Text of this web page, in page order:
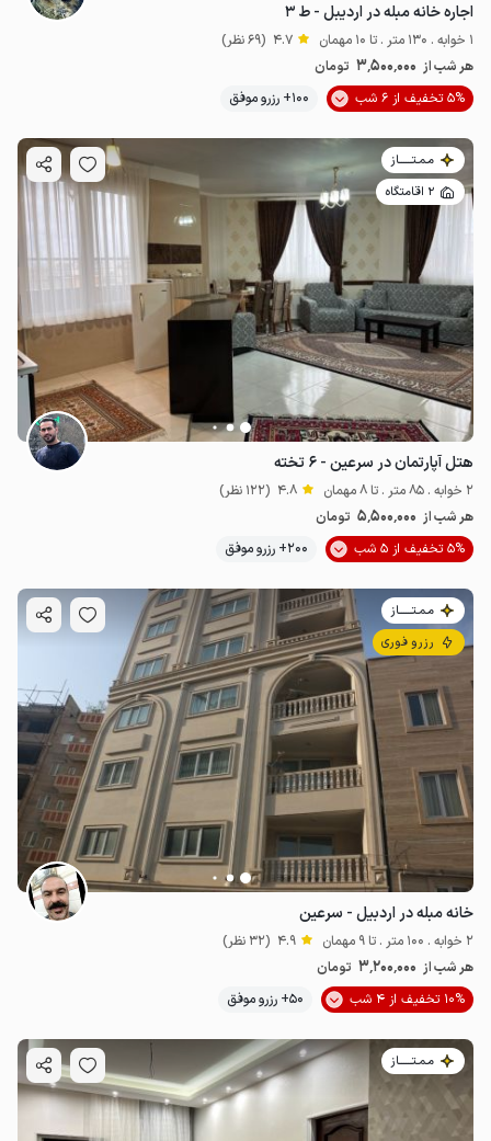
1.8میلیون ت 5
اجاره خانه مبله در اردیبل - ط ۳
1 خوابه . 130 متر . تا 10 مهمان 4.7 (69 نظر)
هر شب از 3٬500٬000 تومان
5% تخفیف از 6 شب
100+ رزرو موفق
مـمـتــــــاز
2 اقامتگاه
هتل آپارتمان در سرعین - ۶ تخته
2 خوابه . 85 متر . تا 8 مهمان 4.8 (122 نظر)
هر شب از 5٬500٬000 تومان
5% تخفیف از 5 شب
200+ رزرو موفق
مـمـتــــــاز
رزرو فوری
خانه مبله در اردبیل - سرعین
2 خوابه . 100 متر . تا 9 مهمان 4.9 (32 نظر)
هر شب از 3٬200٬000 تومان
10% تخفیف از 4 شب
50+ رزرو موفق
مـمـتــــــاز